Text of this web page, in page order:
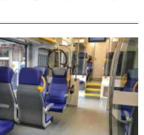
europea di Greenpeace “Mobility